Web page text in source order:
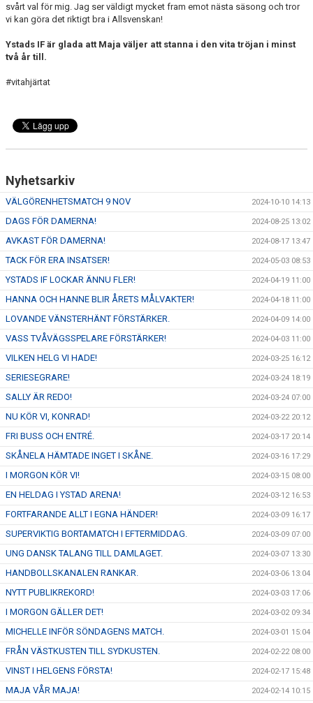
svårt val för mig. Jag ser väldigt mycket fram emot nästa säsong och tror
vi kan göra det riktigt bra i Allsvenskan!
Ystads IF är glada att Maja väljer att stanna i den vita tröjan i minst
två år till.
#vitahjärtat
Nyhetsarkiv
VÄLGÖRENHETSMATCH 9 NOV 2024-10-10 14:13
DAGS FÖR DAMERNA! 2024-08-25 13:02
AVKAST FÖR DAMERNA! 2024-08-17 13:47
TACK FÖR ERA INSATSER! 2024-05-03 08:53
YSTADS IF LOCKAR ÄNNU FLER! 2024-04-19 11:00
HANNA OCH HANNE BLIR ÅRETS MÅLVAKTER! 2024-04-18 11:00
LOVANDE VÄNSTERHÄNT FÖRSTÄRKER. 2024-04-09 14:00
VASS TVÅVÄGSSPELARE FÖRSTÄRKER! 2024-04-03 11:00
VILKEN HELG VI HADE! 2024-03-25 16:12
SERIESEGRARE! 2024-03-24 18:19
SALLY ÄR REDO! 2024-03-24 07:00
NU KÖR VI, KONRAD! 2024-03-22 20:12
FRI BUSS OCH ENTRÉ. 2024-03-17 20:14
SKÅNELA HÄMTADE INGET I SKÅNE. 2024-03-16 17:29
I MORGON KÖR VI! 2024-03-15 08:00
EN HELDAG I YSTAD ARENA! 2024-03-12 16:53
FORTFARANDE ALLT I EGNA HÄNDER! 2024-03-09 16:17
SUPERVIKTIG BORTAMATCH I EFTERMIDDAG. 2024-03-09 07:00
UNG DANSK TALANG TILL DAMLAGET. 2024-03-07 13:30
HANDBOLLSKANALEN RANKAR. 2024-03-06 13:04
NYTT PUBLIKREKORD! 2024-03-03 17:06
I MORGON GÄLLER DET! 2024-03-02 09:34
MICHELLE INFÖR SÖNDAGENS MATCH. 2024-03-01 15:04
FRÅN VÄSTKUSTEN TILL SYDKUSTEN. 2024-02-22 08:00
VINST I HELGENS FÖRSTA! 2024-02-17 15:48
MAJA VÅR MAJA! 2024-02-14 10:15